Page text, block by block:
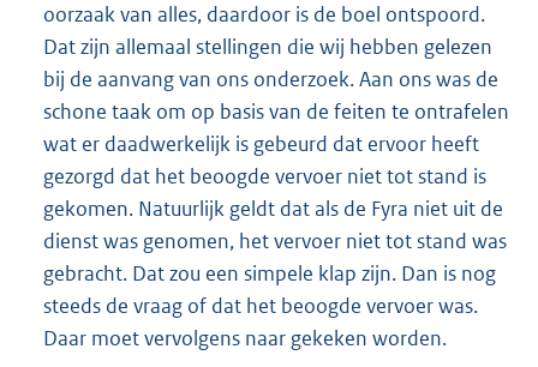
oorzaak van alles, daardoor is de boel ontspoord.
Dat zijn allemaal stellingen die wij hebben gelezen
bij de aanvang van ons onderzoek. Aan ons was de
schone taak om op basis van de feiten te ontrafelen
wat er daadwerkelijk is gebeurd dat ervoor heeft
gezorgd dat het beoogde vervoer niet tot stand is
gekomen. Natuurlijk geldt dat als de Fyra niet uit de
dienst was genomen, het vervoer niet tot stand was
gebracht. Dat zou een simpele klap zijn. Dan is nog
steeds de vraag of dat het beoogde vervoer was.
Daar moet vervolgens naar gekeken worden.